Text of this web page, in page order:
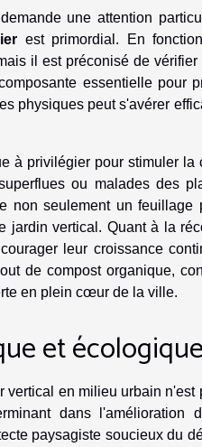
demande une attention
est primordial. En
il est préconisé de
essentielle pour
physiques peut s'avérer
à privilégier pour stimuler
ou malades des
non seulement un
jardin vertical. Quant à la
leur croissance
de compost organique,
en plein cœur de la ville.
et
vertical en milieu urbain
dans l'amélioration
paysagiste soucieux du